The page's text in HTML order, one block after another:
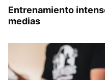
Entrenamiento
medias